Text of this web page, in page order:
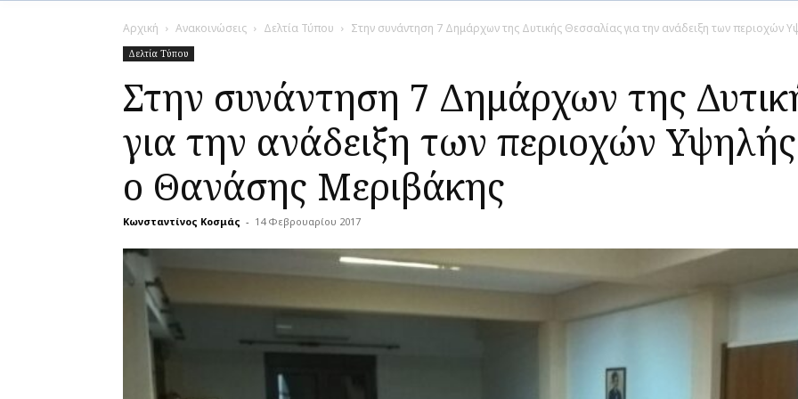
Αρχική Ανακοινώσεις Δελτία Τύπου Στην συνάντηση 7 Δημάρχων της Δυτικής Θεσσαλίας για την ανάδειξη των περιοχών
Δελτία Τύπου
Στην συνάντηση 7 Δημάρχων της
για την ανάδειξη των περιοχών
ο Θανάσης Μεριβάκης
Κωνσταντίνος Κοσμάς - 14 Φεβρουαρίου 2017